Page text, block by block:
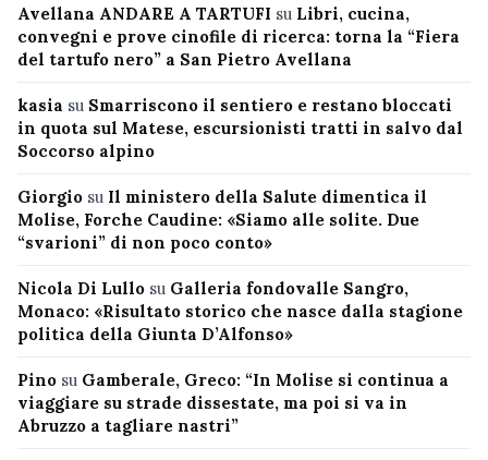
Avellana ANDARE A TARTUFI su Libri, cucina,
convegni e prove cinofile di ricerca: torna la “Fiera
del tartufo nero” a San Pietro Avellana
kasia su Smarriscono il sentiero e restano bloccati
in quota sul Matese, escursionisti tratti in salvo dal
Soccorso alpino
Giorgio su Il ministero della Salute dimentica il
Molise, Forche Caudine: «Siamo alle solite. Due
“svarioni” di non poco conto»
Nicola Di Lullo su Galleria fondovalle Sangro,
Monaco: «Risultato storico che nasce dalla stagione
politica della Giunta D’Alfonso»
Pino su Gamberale, Greco: “In Molise si continua a
viaggiare su strade dissestate, ma poi si va in
Abruzzo a tagliare nastri”